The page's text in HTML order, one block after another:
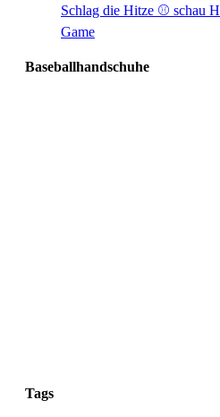
Schlag die Hitze ⚾️ schau
Game
Baseballhandschuhe
Tags